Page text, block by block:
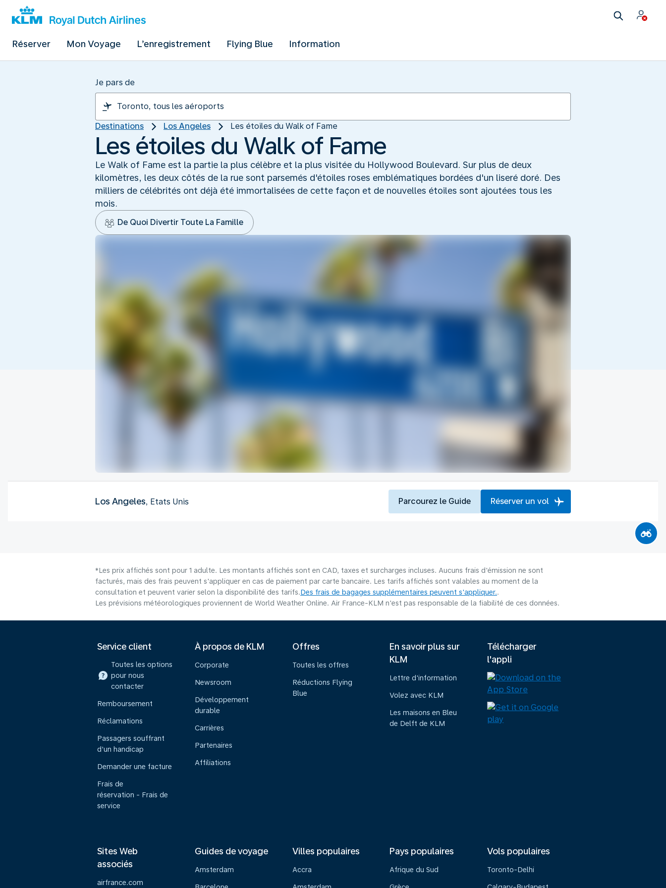
Réserver Mon Voyage L’enregistrement Flying Blue Information
Je pars de
Destinations Los Angeles Les étoiles du Walk of Fame
Les étoiles du Walk of Fame
Le Walk of Fame est la partie la plus célèbre et la plus visitée du Hollywood Boulevard. Sur plus de deux
kilomètres, les deux côtés de la rue sont parsemés d'étoiles roses emblématiques bordées d'un liseré doré. Des
milliers de célébrités ont déjà été immortalisées de cette façon et de nouvelles étoiles sont ajoutées tous les
mois.
De Quoi Divertir Toute La Famille
Los Angeles, Etats Unis Parcourez le Guide Réserver un vol
*Les prix affichés sont pour 1 adulte. Les montants affichés sont en CAD, taxes et surcharges incluses. Aucuns frais d'émission ne sont
facturés, mais des frais peuvent s'appliquer en cas de paiement par carte bancaire. Les tarifs affichés sont valables au moment de la
consultation et peuvent varier selon la disponibilité des tarifs.Des frais de bagages supplémentaires peuvent s'appliquer..
Les prévisions météorologiques proviennent de World Weather Online. Air France-KLM n'est pas responsable de la fiabilité de ces données.
Service client
Toutes les options
pour nous
contacter
Remboursement
Réclamations
Passagers souffrant
d’un handicap
Demander une facture
Frais de
réservation - Frais de
service
À propos de KLM
Corporate
Newsroom
Développement
durable
Carrières
Partenaires
Affiliations
Offres
Toutes les offres
Réductions Flying
Blue
En savoir plus sur
KLM
Lettre d'information
Volez avec KLM
Les maisons en Bleu
de Delft de KLM
Télécharger
l'appli
Sites Web
associés
airfrance.com
Guides de voyage
Amsterdam
Villes populaires
Accra
Pays populaires
Afrique du Sud
Vols populaires
Toronto-Delhi